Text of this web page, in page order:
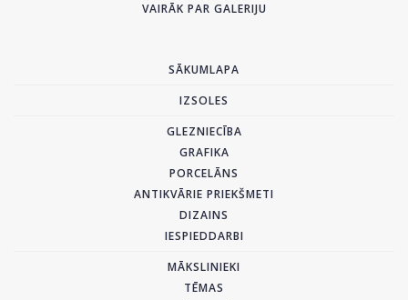
VAIRĀK PAR GALERIJU
SĀKUMLAPA
IZSOLES
GLEZNIECĪBA
GRAFIKA
PORCELĀNS
ANTIKVĀRIE PRIEKŠMETI
DIZAINS
IESPIEDDARBI
MĀKSLINIEKI
TĒMAS